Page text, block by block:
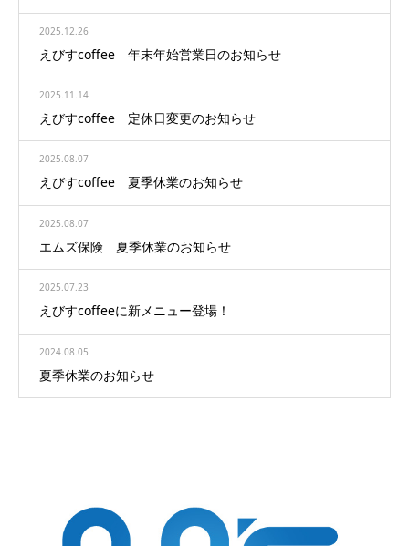
2025.12.26
えびすcoffee 年末年始営業日のお知らせ
2025.11.14
えびすcoffee 定休日変更のお知らせ
2025.08.07
えびすcoffee 夏季休業のお知らせ
2025.08.07
エムズ保険 夏季休業のお知らせ
2025.07.23
えびすcoffeeに新メニュー登場！
2024.08.05
夏季休業のお知らせ